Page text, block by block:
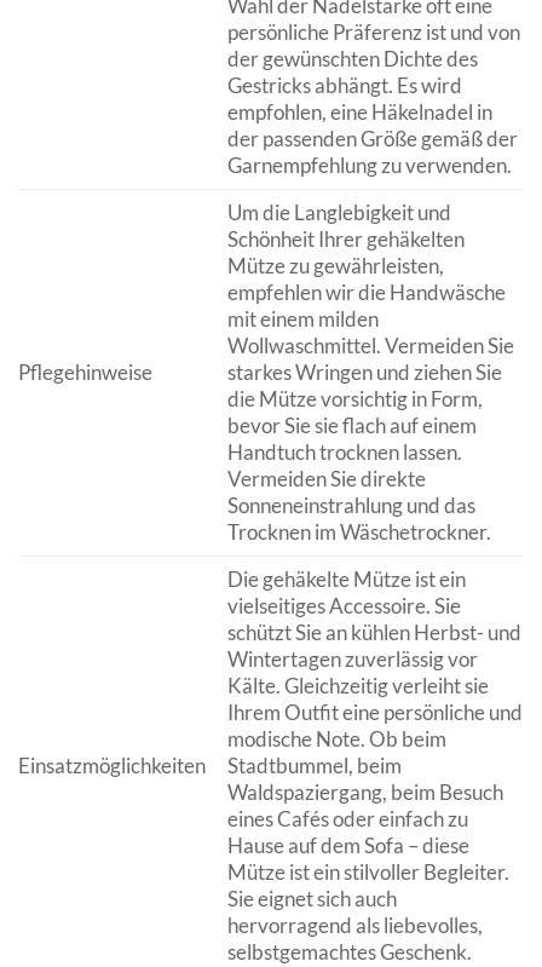
Wahl der Nadelstärke oft eine
persönliche Präferenz ist und von
der gewünschten Dichte des
Gestricks abhängt. Es wird
empfohlen, eine Häkelnadel in
der passenden Größe gemäß der
Garnempfehlung zu verwenden.
Pflegehinweise
Um die Langlebigkeit und
Schönheit Ihrer gehäkelten
Mütze zu gewährleisten,
empfehlen wir die Handwäsche
mit einem milden
Wollwaschmittel. Vermeiden Sie
starkes Wringen und ziehen Sie
die Mütze vorsichtig in Form,
bevor Sie sie flach auf einem
Handtuch trocknen lassen.
Vermeiden Sie direkte
Sonneneinstrahlung und das
Trocknen im Wäschetrockner.
Einsatzmöglichkeiten
Die gehäkelte Mütze ist ein
vielseitiges Accessoire. Sie
schützt Sie an kühlen Herbst- und
Wintertagen zuverlässig vor
Kälte. Gleichzeitig verleiht sie
Ihrem Outfit eine persönliche und
modische Note. Ob beim
Stadtbummel, beim
Waldspaziergang, beim Besuch
eines Cafés oder einfach zu
Hause auf dem Sofa – diese
Mütze ist ein stilvoller Begleiter.
Sie eignet sich auch
hervorragend als liebevolles,
selbstgemachtes Geschenk.